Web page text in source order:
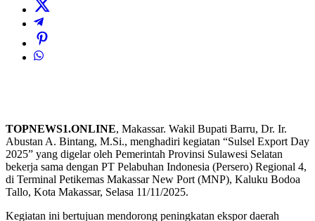
TOPNEWS1.ONLINE, Makassar. Wakil Bupati Barru, Dr. Ir.
Abustan A. Bintang, M.Si., menghadiri kegiatan “Sulsel Export Day
2025” yang digelar oleh Pemerintah Provinsi Sulawesi Selatan
bekerja sama dengan PT Pelabuhan Indonesia (Persero) Regional 4,
di Terminal Petikemas Makassar New Port (MNP), Kaluku Bodoa
Tallo, Kota Makassar, Selasa 11/11/2025.
Kegiatan ini bertujuan mendorong peningkatan ekspor daerah